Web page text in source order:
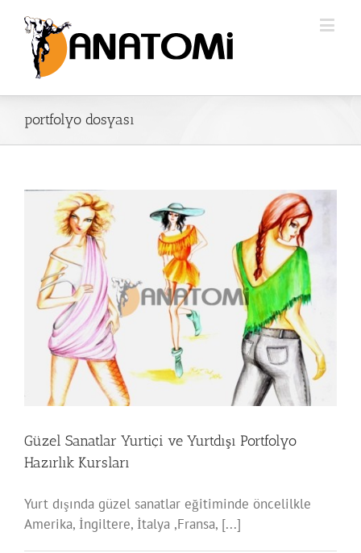
portfolyo dosyası
Güzel Sanatlar Yurtiçi ve Yurtdışı Portfolyo
Hazırlık Kursları
Yurt dışında güzel sanatlar eğitiminde öncelilkle
Amerika, İngiltere, İtalya ,Fransa, [...]